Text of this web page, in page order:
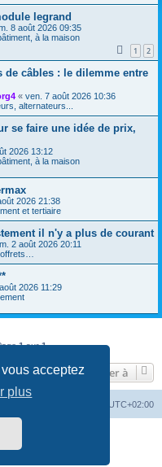
acceptez
plus
legrand
8 août 2026 09:35
à la maison
1 2
de câbles : le dilemme entre
« ven. 7 août 2026 10:36
alternateurs...
se faire une idée de prix,
2026 13:12
à la maison
2026 21:38
et tertiaire
il n'y a plus de courant
2 août 2026 20:11
2026 11:29
1sur1
Aller à
UTC+02:00
© phpBB Limited
fr.com